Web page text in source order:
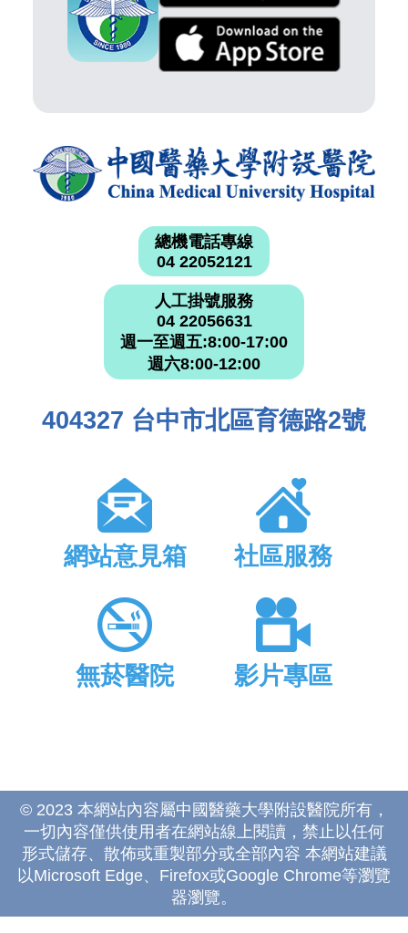
總機電話專線
04 22052121
人工掛號服務
04 22056631
週一至週五:8:00-17:00
週六8:00-12:00
404327 台中市北區育德路2號
網站意見箱 社區服務
無菸醫院 影片專區
© 2023 本網站內容屬中國醫藥大學附設醫院所有，
一切內容僅供使用者在網站線上閱讀，禁止以任何
形式儲存、散佈或重製部分或全部內容 本網站建議
以Microsoft Edge、Firefox或Google Chrome等瀏覽
器瀏覽。